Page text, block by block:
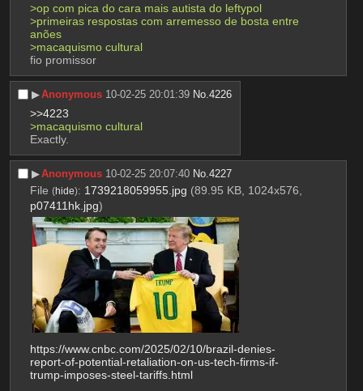
>op com pica do cara mais autista do leftypol
>primeiras respostas com arremesso de bosta entre
anões
>macaquismo cultural
fio promissor
▶︎Anonymous 10-02-25 20:01:39 No.4226
>>4223
>macaquismo cultural
Exactly.
▶︎Anonymous 10-02-25 20:07:40 No.4227
File (hide): 1739218059955.jpg (89.95 KB, 1024x576,
p07411hk.jpg)
https://www.cnbc.com/2025/02/10/brazil-denies-
report-of-potential-retaliation-on-us-tech-firms-if-
trump-imposes-steel-tariffs.html